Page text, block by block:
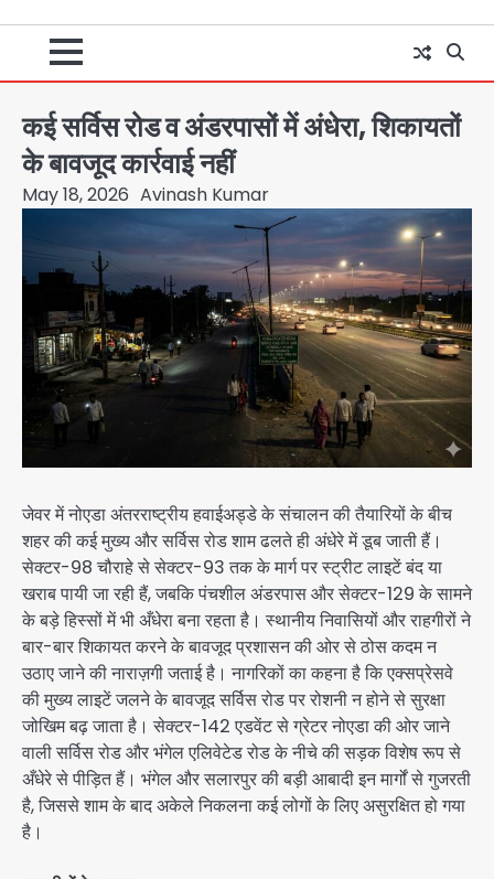
कई सर्विस रोड व अंडरपासों में अंधेरा, शिकायतों
के बावजूद कार्रवाई नहीं
May 18, 2026 Avinash Kumar
जेवर में नोएडा अंतरराष्ट्रीय हवाईअड्डे के संचालन की तैयारियों के बीच
शहर की कई मुख्य और सर्विस रोड शाम ढलते ही अंधेरे में डूब जाती हैं।
सेक्टर-98 चौराहे से सेक्टर-93 तक के मार्ग पर स्ट्रीट लाइटें बंद या
खराब पायी जा रही हैं, जबकि पंचशील अंडरपास और सेक्टर-129 के सामने
के बड़े हिस्सों में भी अँधेरा बना रहता है। स्थानीय निवासियों और राहगीरों ने
बार-बार शिकायत करने के बावजूद प्रशासन की ओर से ठोस कदम न
उठाए जाने की नाराज़गी जताई है। नागरिकों का कहना है कि एक्सप्रेसवे
की मुख्य लाइटें जलने के बावजूद सर्विस रोड पर रोशनी न होने से सुरक्षा
जोखिम बढ़ जाता है। सेक्टर-142 एडवेंट से ग्रेटर नोएडा की ओर जाने
वाली सर्विस रोड और भंगेल एलिवेटेड रोड के नीचे की सड़क विशेष रूप से
अँधेरे से पीड़ित हैं। भंगेल और सलारपुर की बड़ी आबादी इन मार्गों से गुजरती
है, जिससे शाम के बाद अकेले निकलना कई लोगों के लिए असुरक्षित हो गया
है।